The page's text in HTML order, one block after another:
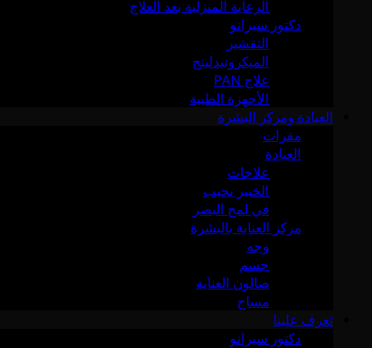
الرعاية المنزلية بعد العلاج
دكتور سيرانو
التقشير
الميكرونيدلينج
علاج PAN
الأجهزة الطبية
العيادة ومركز البشرة
مقرات
العيادة
علاجات
الخبير يجيب
في لمح البصر
مركز العناية بالبشرة
وجه
جسم
صالون العناية
مساج
تعرف علينا
دكتور سيرانو